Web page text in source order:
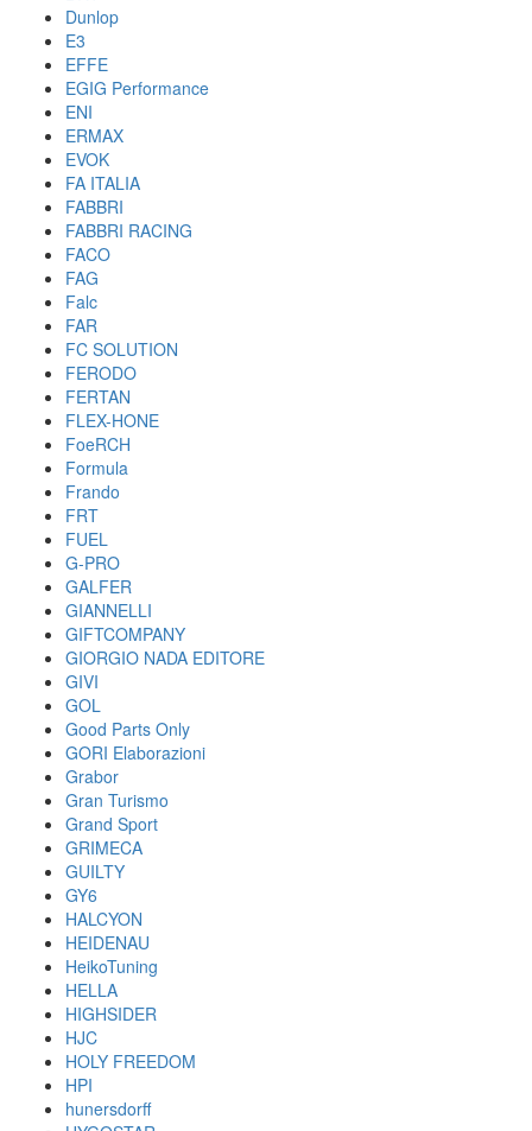
Dunlop
E3
EFFE
EGIG Performance
ENI
ERMAX
EVOK
FA ITALIA
FABBRI
FABBRI RACING
FACO
FAG
Falc
FAR
FC SOLUTION
FERODO
FERTAN
FLEX-HONE
FoeRCH
Formula
Frando
FRT
FUEL
G-PRO
GALFER
GIANNELLI
GIFTCOMPANY
GIORGIO NADA EDITORE
GIVI
GOL
Good Parts Only
GORI Elaborazioni
Grabor
Gran Turismo
Grand Sport
GRIMECA
GUILTY
GY6
HALCYON
HEIDENAU
HeikoTuning
HELLA
HIGHSIDER
HJC
HOLY FREEDOM
HPI
hunersdorff